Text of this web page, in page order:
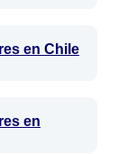
en Chile
en